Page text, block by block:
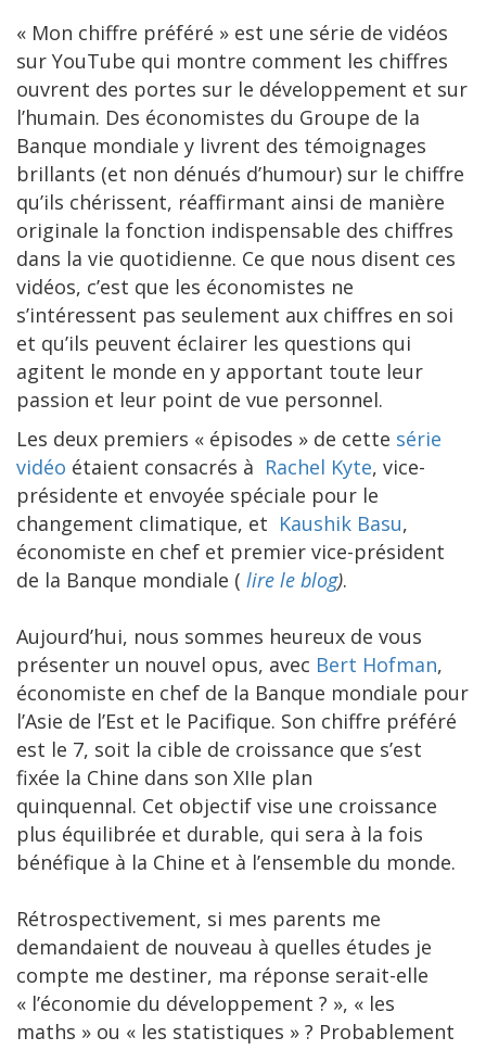
« Mon chiffre préféré » est une série de vidéos
sur YouTube qui montre comment les chiffres
ouvrent des portes sur le développement et sur
l’humain. Des économistes du Groupe de la
Banque mondiale y livrent des témoignages
brillants (et non dénués d’humour) sur le chiffre
qu’ils chérissent, réaffirmant ainsi de manière
originale la fonction indispensable des chiffres
dans la vie quotidienne. Ce que nous disent ces
vidéos, c’est que les économistes ne
s’intéressent pas seulement aux chiffres en soi
et qu’ils peuvent éclairer les questions qui
agitent le monde en y apportant toute leur
passion et leur point de vue personnel.
Les deux premiers « épisodes » de cette série
vidéo étaient consacrés à Rachel Kyte, vice-
présidente et envoyée spéciale pour le
changement climatique, et Kaushik Basu,
économiste en chef et premier vice-président
de la Banque mondiale ( lire le blog).
Aujourd’hui, nous sommes heureux de vous
présenter un nouvel opus, avec Bert Hofman,
économiste en chef de la Banque mondiale pour
l’Asie de l’Est et le Pacifique. Son chiffre préféré
est le 7, soit la cible de croissance que s’est
fixée la Chine dans son XIIe plan
quinquennal. Cet objectif vise une croissance
plus équilibrée et durable, qui sera à la fois
bénéfique à la Chine et à l’ensemble du monde.
Rétrospectivement, si mes parents me
demandaient de nouveau à quelles études je
compte me destiner, ma réponse serait-elle
« l’économie du développement ? », « les
maths » ou « les statistiques » ? Probablement